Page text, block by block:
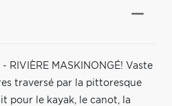
- RIVIÈRE MASKINONGÉ! Vaste
traversé par la pittoresque
pour le kayak, le canot, la